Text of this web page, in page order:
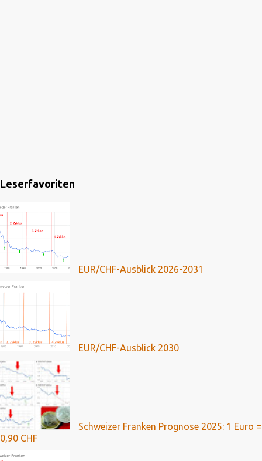
Leserfavoriten
EUR/CHF-Ausblick 2026-2031
EUR/CHF-Ausblick 2030
Schweizer Franken Prognose 2025: 1 Euro =
0,90 CHF